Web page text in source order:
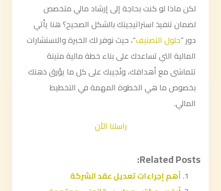
لكن ماذا لو كنت بحاجة إلى إرشاد مالي متخصص
لضمان تنفيذ استراتيجيتك بالشكل الصحيح؟ هنا يأتي
دور “حلول التصنيف“، حيث نوفر لك الخبرة والاستشارات
المالية التي تساعدك على بناء خطة مالية متينة
تتماشى مع أهدافك، ونُجيبك على كل ما يؤرق ذهنك
بخصوص ما هي الخطوة المهمة في التخطيط
المالي.
راسلنا الأن
Related Posts:
أهم إجراءات تعديل عقد الشركة